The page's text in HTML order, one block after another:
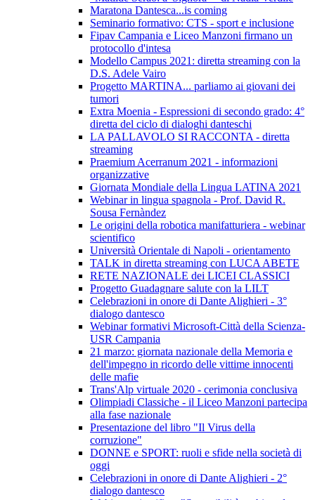
Maratona Dantesca...is coming
Seminario formativo: CTS - sport e inclusione
Fipav Campania e Liceo Manzoni firmano un
protocollo d'intesa
Modello Campus 2021: diretta streaming con la
D.S. Adele Vairo
Progetto MARTINA... parliamo ai giovani dei
tumori
Extra Moenia - Espressioni di secondo grado: 4°
diretta del ciclo di dialoghi danteschi
LA PALLAVOLO SI RACCONTA - diretta
streaming
Praemium Acerranum 2021 - informazioni
organizzative
Giornata Mondiale della Lingua LATINA 2021
Webinar in lingua spagnola - Prof. David R.
Sousa Fernàndez
Le origini della robotica manifatturiera - webinar
scientifico
Università Orientale di Napoli - orientamento
TALK in diretta streaming con LUCA ABETE
RETE NAZIONALE dei LICEI CLASSICI
Progetto Guadagnare salute con la LILT
Celebrazioni in onore di Dante Alighieri - 3°
dialogo dantesco
Webinar formativi Microsoft-Città della Scienza-
USR Campania
21 marzo: giornata nazionale della Memoria e
dell'impegno in ricordo delle vittime innocenti
delle mafie
Trans'Alp virtuale 2020 - cerimonia conclusiva
Olimpiadi Classiche - il Liceo Manzoni partecipa
alla fase nazionale
Presentazione del libro "Il Virus della
corruzione"
DONNE e SPORT: ruoli e sfide nella società di
oggi
Celebrazioni in onore di Dante Alighieri - 2°
dialogo dantesco